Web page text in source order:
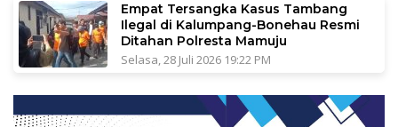
Empat Tersangka Kasus Tambang
Ilegal di Kalumpang-Bonehau Resmi
Ditahan Polresta Mamuju
Selasa, 28 Juli 2026 19:22 PM